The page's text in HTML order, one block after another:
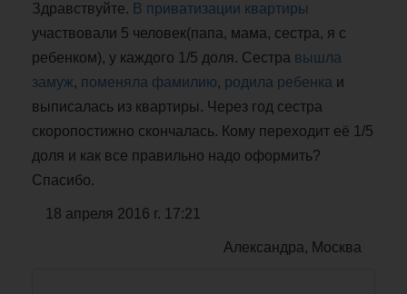
Здравствуйте. В приватизации квартиры
участвовали 5 человек(папа, мама, сестра, я с
ребенком), у каждого 1/5 доля. Сестра вышла
замуж, поменяла фамилию, родила ребенка и
выписалась из квартиры. Через год сестра
скоропостижно скончалась. Кому переходит её 1/5
доля и как все правильно надо оформить?
Спасибо.
18 апреля 2016 г. 17:21
Александра, Москва